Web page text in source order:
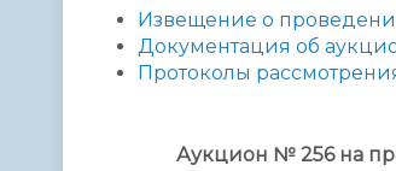
Извещение о
Документация об
Протоколы
Аукцион № 256 на